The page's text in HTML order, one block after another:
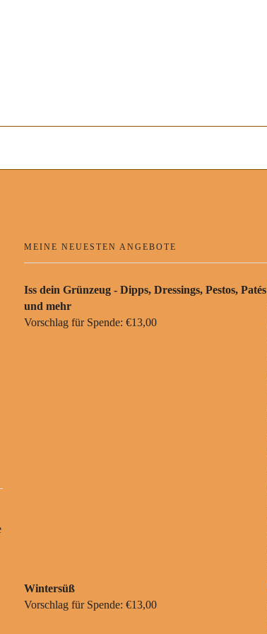
MEINE NEUESTEN ANGEBOTE
Iss dein Grünzeug - Dipps, Dressings, Pestos, Patés
und mehr
Vorschlag für Spende: €13,00
Wintersüß
Vorschlag für Spende: €13,00